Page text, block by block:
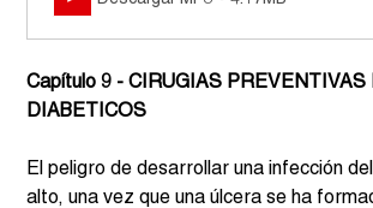
Capítulo 9 - CIRUGIAS PREVENTIVAS
DIABETICOS
El peligro de desarrollar una infección
alto, una vez que una úlcera se ha